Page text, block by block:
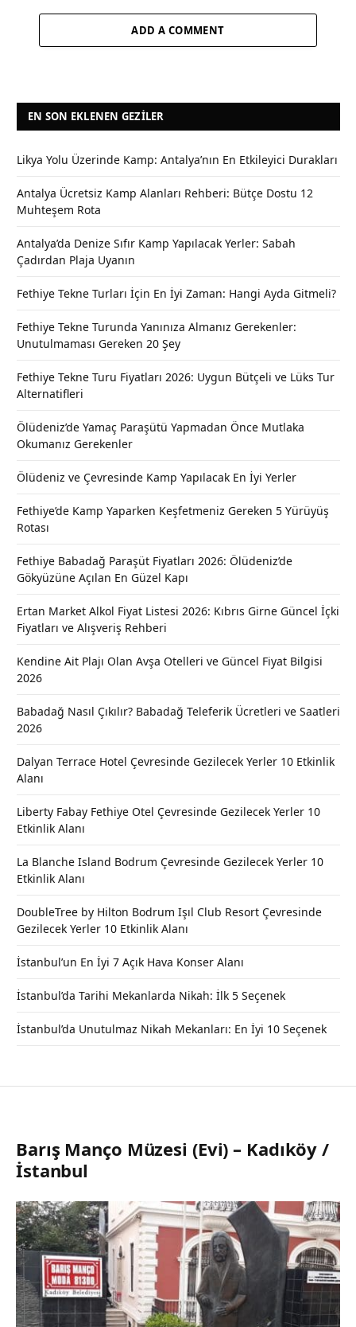
ADD A COMMENT
EN SON EKLENEN GEZILER
Likya Yolu Üzerinde Kamp: Antalya’nın En Etkileyici Durakları
Antalya Ücretsiz Kamp Alanları Rehberi: Bütçe Dostu 12
Muhteşem Rota
Antalya’da Denize Sıfır Kamp Yapılacak Yerler: Sabah
Çadırdan Plaja Uyanın
Fethiye Tekne Turları İçin En İyi Zaman: Hangi Ayda Gitmeli?
Fethiye Tekne Turunda Yanınıza Almanız Gerekenler:
Unutulmaması Gereken 20 Şey
Fethiye Tekne Turu Fiyatları 2026: Uygun Bütçeli ve Lüks Tur
Alternatifleri
Ölüdeniz’de Yamaç Paraşütü Yapmadan Önce Mutlaka
Okumanız Gerekenler
Ölüdeniz ve Çevresinde Kamp Yapılacak En İyi Yerler
Fethiye’de Kamp Yaparken Keşfetmeniz Gereken 5 Yürüyüş
Rotası
Fethiye Babadağ Paraşüt Fiyatları 2026: Ölüdeniz’de
Gökyüzüne Açılan En Güzel Kapı
Ertan Market Alkol Fiyat Listesi 2026: Kıbrıs Girne Güncel İçki
Fiyatları ve Alışveriş Rehberi
Kendine Ait Plajı Olan Avşa Otelleri ve Güncel Fiyat Bilgisi
2026
Babadağ Nasıl Çıkılır? Babadağ Teleferik Ücretleri ve Saatleri
2026
Dalyan Terrace Hotel Çevresinde Gezilecek Yerler 10 Etkinlik
Alanı
Liberty Fabay Fethiye Otel Çevresinde Gezilecek Yerler 10
Etkinlik Alanı
La Blanche Island Bodrum Çevresinde Gezilecek Yerler 10
Etkinlik Alanı
DoubleTree by Hilton Bodrum Işıl Club Resort Çevresinde
Gezilecek Yerler 10 Etkinlik Alanı
İstanbul’un En İyi 7 Açık Hava Konser Alanı
İstanbul’da Tarihi Mekanlarda Nikah: İlk 5 Seçenek
İstanbul’da Unutulmaz Nikah Mekanları: En İyi 10 Seçenek
Barış Manço Müzesi (Evi) – Kadıköy /
İstanbul